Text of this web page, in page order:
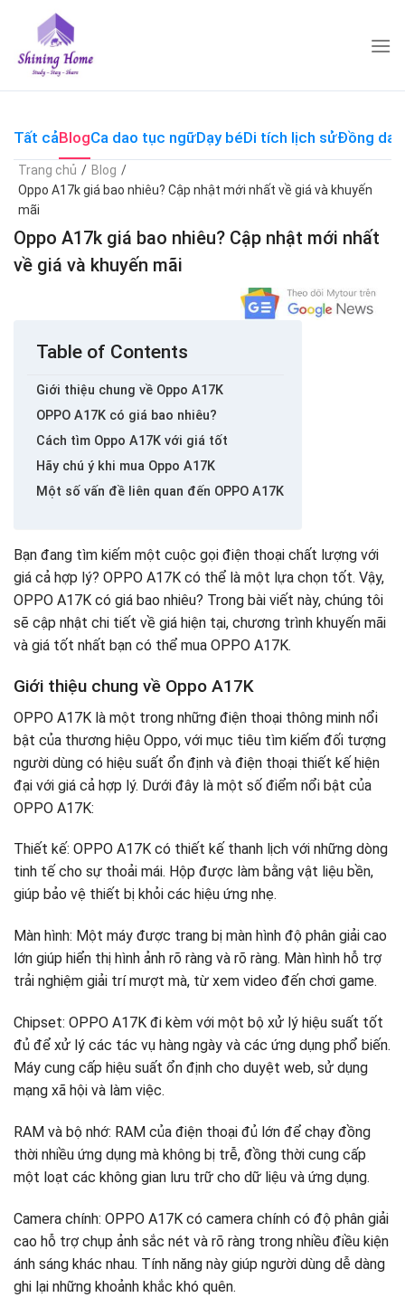
content
Tất cảBlogCa dao tục ngữDạy béDi tích lịch sửĐồng dao
Trang chủ / Blog /
Oppo A17k giá bao nhiêu? Cập nhật mới nhất về giá và khuyến
mãi
Oppo A17k giá bao nhiêu? Cập nhật mới nhất
về giá và khuyến mãi
Table of Contents
Giới thiệu chung về Oppo A17K
OPPO A17K có giá bao nhiêu?
Cách tìm Oppo A17K với giá tốt
Hãy chú ý khi mua Oppo A17K
Một số vấn đề liên quan đến OPPO A17K
Bạn đang tìm kiếm một cuộc gọi điện thoại chất lượng với
giá cả hợp lý? OPPO A17K có thể là một lựa chọn tốt. Vậy,
OPPO A17K có giá bao nhiêu? Trong bài viết này, chúng tôi
sẽ cập nhật chi tiết về giá hiện tại, chương trình khuyến mãi
và giá tốt nhất bạn có thể mua OPPO A17K.
Giới thiệu chung về Oppo A17K
OPPO A17K là một trong những điện thoại thông minh nổi
bật của thương hiệu Oppo, với mục tiêu tìm kiếm đối tượng
người dùng có hiệu suất ổn định và điện thoại thiết kế hiện
đại với giá cả hợp lý. Dưới đây là một số điểm nổi bật của
OPPO A17K:
Thiết kế: OPPO A17K có thiết kế thanh lịch với những dòng
tinh tế cho sự thoải mái. Hộp được làm bằng vật liệu bền,
giúp bảo vệ thiết bị khỏi các hiệu ứng nhẹ.
Màn hình: Một máy được trang bị màn hình độ phân giải cao
lớn giúp hiển thị hình ảnh rõ ràng và rõ ràng. Màn hình hỗ trợ
trải nghiệm giải trí mượt mà, từ xem video đến chơi game.
Chipset: OPPO A17K đi kèm với một bộ xử lý hiệu suất tốt
đủ để xử lý các tác vụ hàng ngày và các ứng dụng phổ biến.
Máy cung cấp hiệu suất ổn định cho duyệt web, sử dụng
mạng xã hội và làm việc.
RAM và bộ nhớ: RAM của điện thoại đủ lớn để chạy đồng
thời nhiều ứng dụng mà không bị trễ, đồng thời cung cấp
một loạt các không gian lưu trữ cho dữ liệu và ứng dụng.
Camera chính: OPPO A17K có camera chính có độ phân giải
cao hỗ trợ chụp ảnh sắc nét và rõ ràng trong nhiều điều kiện
ánh sáng khác nhau. Tính năng này giúp người dùng dễ dàng
ghi lại những khoảnh khắc khó quên.